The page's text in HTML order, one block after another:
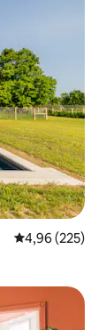
4,96 de uma
4,96 (225)